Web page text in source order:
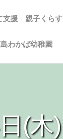
支援 親子くらす
わかば幼稚園
(木)